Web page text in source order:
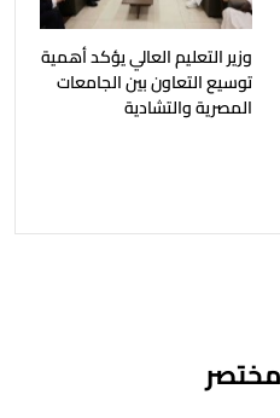
وزير التعليم العالي يؤكد أهمية
توسيع التعاون بين الجامعات
المصرية والتشادية